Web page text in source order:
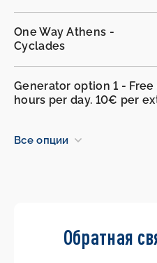
One Way Athens -
Cyclades
Generator option 1 -
hours per day. 10€ per
Все опции
Обратная